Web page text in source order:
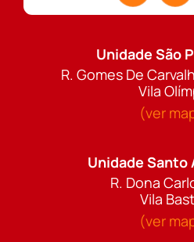
Unidade São
R. Gomes De
Vila
(ver
Unidade Santo
R. Dona
Vila
(ver